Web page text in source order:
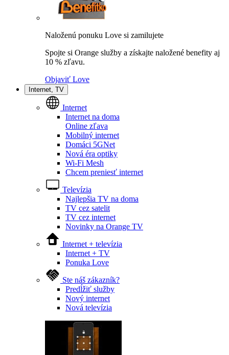
Naloženú ponuku Love si zamilujete
Spojte si Orange služby a získajte naložené benefity aj
10 % zľavu.
Objaviť Love
Internet, TV
Internet
Internet na doma
Online zľava
Mobilný internet
Domáci 5GNet
Nová éra optiky
Wi-Fi Mesh
Chcem preniesť internet
Televízia
Najlepšia TV na doma
TV cez satelit
TV cez internet
Novinky na Orange TV
Internet + televízia
Internet + TV
Ponuka Love
Ste náš zákazník?
Predĺžiť služby
Nový internet
Nová televízia